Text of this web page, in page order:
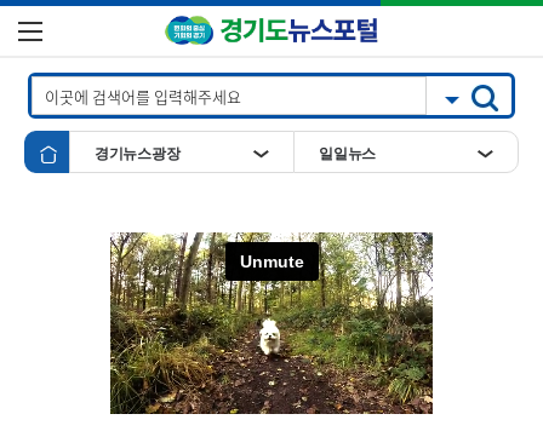
경기뉴스광장 일일뉴스